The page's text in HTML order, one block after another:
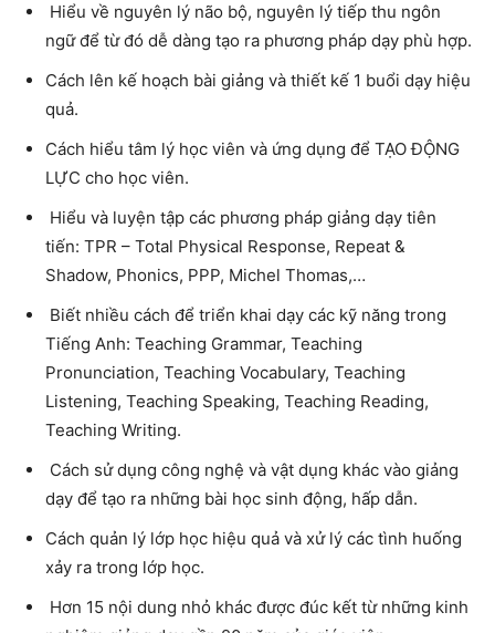
Hiểu về nguyên lý não bộ, nguyên lý tiếp thu ngôn
ngữ để từ đó dễ dàng tạo ra phương pháp dạy phù hợp.
Cách lên kế hoạch bài giảng và thiết kế 1 buổi dạy hiệu
quả.
Cách hiểu tâm lý học viên và ứng dụng để TẠO ĐỘNG
LỰC cho học viên.
Hiểu và luyện tập các phương pháp giảng dạy tiên
tiến: TPR – Total Physical Response, Repeat &
Shadow, Phonics, PPP, Michel Thomas,…
Biết nhiều cách để triển khai dạy các kỹ năng trong
Tiếng Anh: Teaching Grammar, Teaching
Pronunciation, Teaching Vocabulary, Teaching
Listening, Teaching Speaking, Teaching Reading,
Teaching Writing.
Cách sử dụng công nghệ và vật dụng khác vào giảng
dạy để tạo ra những bài học sinh động, hấp dẫn.
Cách quản lý lớp học hiệu quả và xử lý các tình huống
xảy ra trong lớp học.
Hơn 15 nội dung nhỏ khác được đúc kết từ những kinh